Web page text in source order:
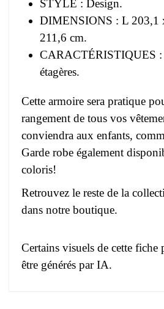
STYLE : Design.
DIMENSIONS : L 203,1
211,6 cm.
CARACTÉRISTIQUES :
étagères.
Cette armoire sera pratique
rangement de tous vos
conviendra aux enfants,
Garde robe également
coloris!
Retrouvez le reste de la
dans notre boutique.
Certains visuels de cette
être générés par IA.